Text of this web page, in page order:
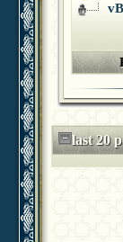
last 20